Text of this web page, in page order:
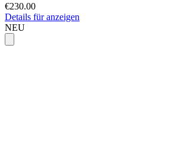
€230.00
Details für anzeigen
NEU